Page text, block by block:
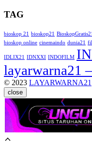
TAG
bioskop 21 bioskop21
bioskop online cinemaindo dunia21
IDLIX21 IDNXXI INDOFILM
layarwarna21
© 2023 LAYARWARNA21
close